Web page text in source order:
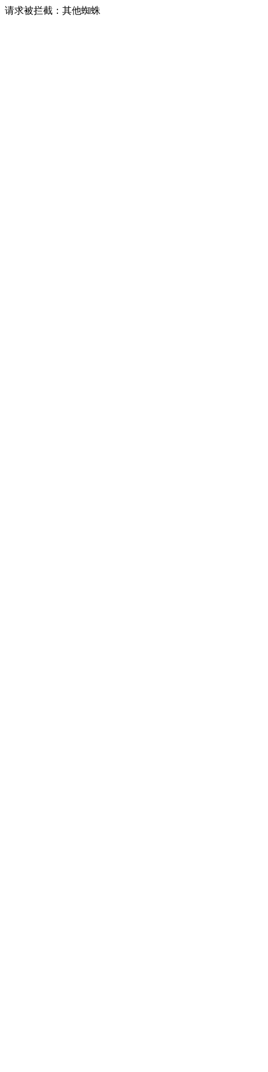
请求被拦截：其他蜘蛛